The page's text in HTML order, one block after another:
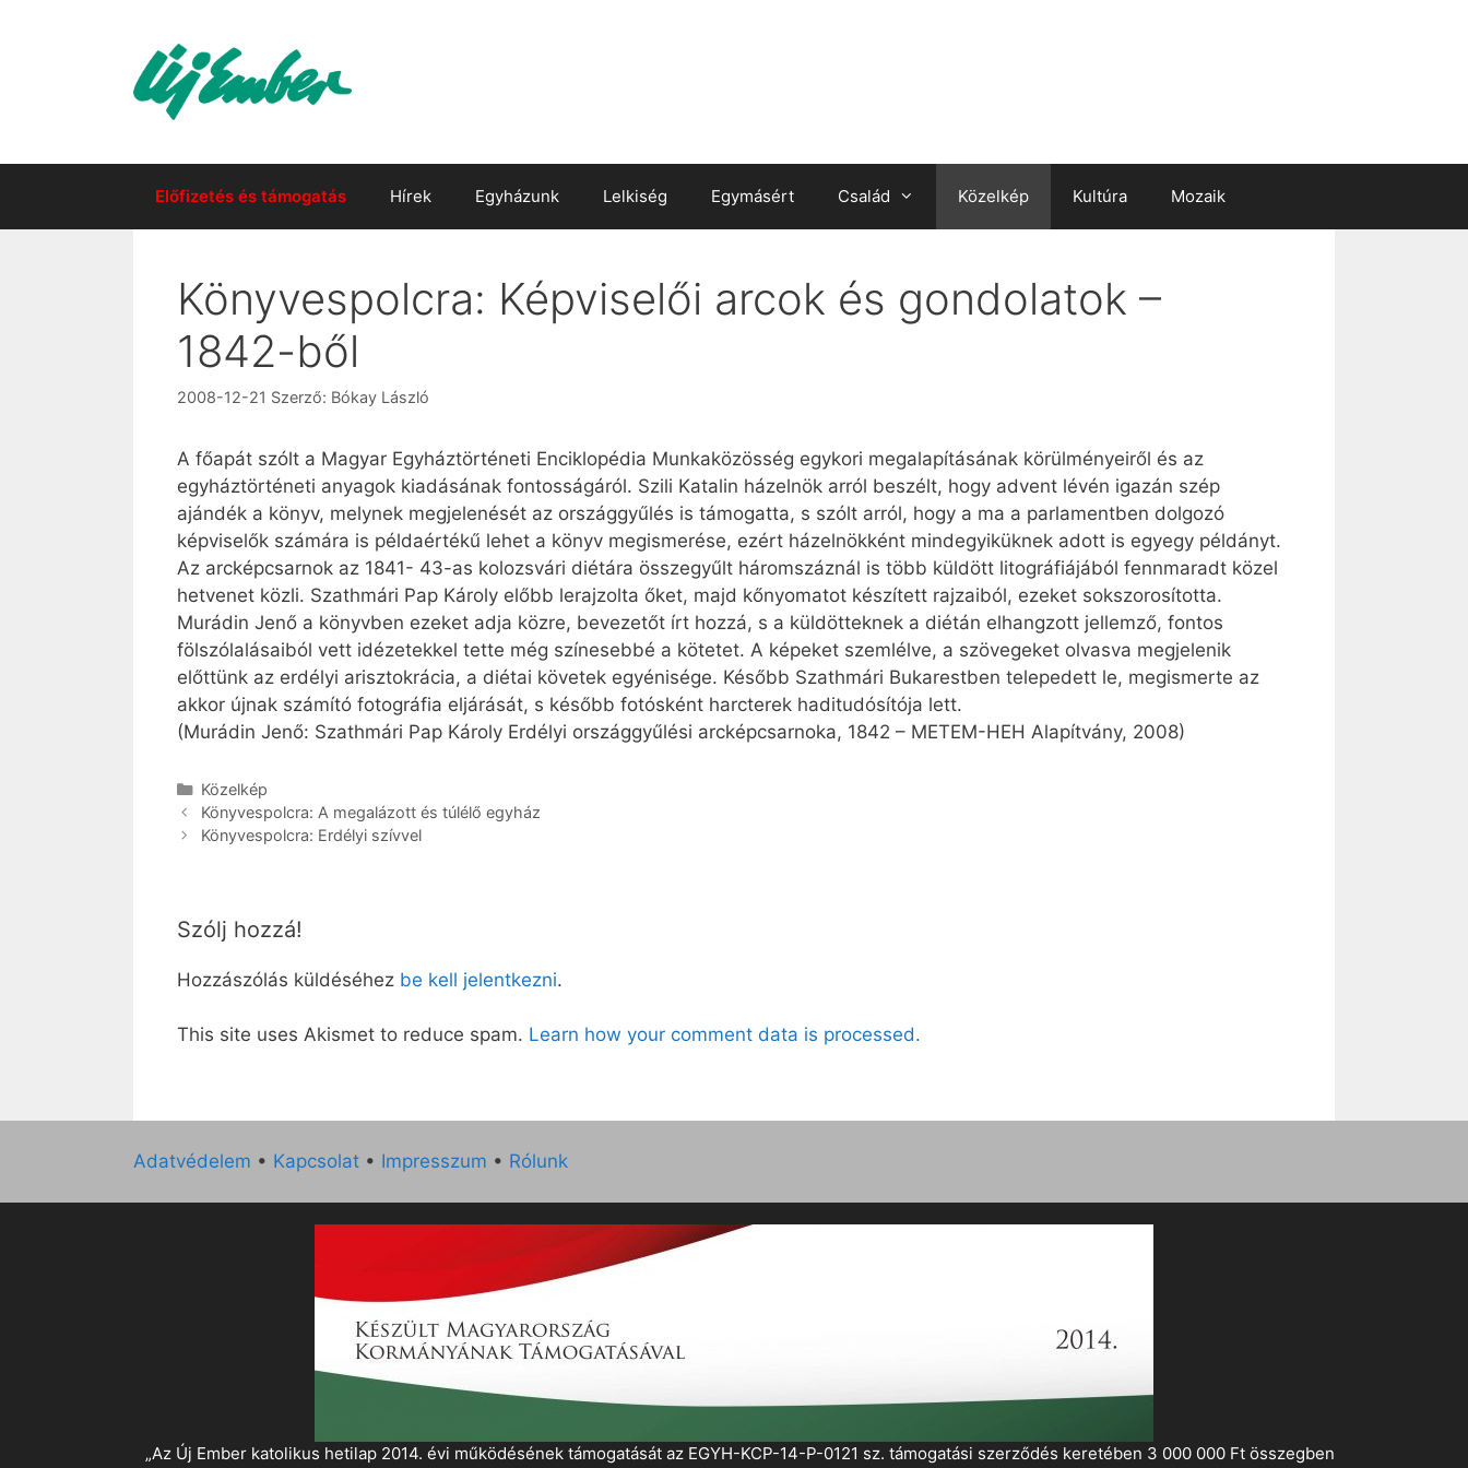
Előfizetés és támogatás Hírek Egyházunk Lelkiség Egymásért Család Közelkép Kultúra Mozaik
Könyvespolcra: Képviselői arcok és gondolatok –
1842-ből
2008-12-21 Szerző: Bókay László
A főapát szólt a Magyar Egyháztörténeti Enciklopédia Munkaközösség egykori megalapításának körülményeiről és az
egyháztörténeti anyagok kiadásának fontosságáról. Szili Katalin házelnök arról beszélt, hogy advent lévén igazán szép
ajándék a könyv, melynek megjelenését az országgyűlés is támogatta, s szólt arról, hogy a ma a parlamentben dolgozó
képviselők számára is példaértékű lehet a könyv megismerése, ezért házelnökként mindegyiküknek adott is egyegy példányt.
Az arcképcsarnok az 1841- 43-as kolozsvári diétára összegyűlt háromszáznál is több küldött litográfiájából fennmaradt közel
hetvenet közli. Szathmári Pap Károly előbb lerajzolta őket, majd kőnyomatot készített rajzaiból, ezeket sokszorosította.
Murádin Jenő a könyvben ezeket adja közre, bevezetőt írt hozzá, s a küldötteknek a diétán elhangzott jellemző, fontos
fölszólalásaiból vett idézetekkel tette még színesebbé a kötetet. A képeket szemlélve, a szövegeket olvasva megjelenik
előttünk az erdélyi arisztokrácia, a diétai követek egyénisége. Később Szathmári Bukarestben telepedett le, megismerte az
akkor újnak számító fotográfia eljárását, s később fotósként harcterek haditudósítója lett.
(Murádin Jenő: Szathmári Pap Károly Erdélyi országgyűlési arcképcsarnoka, 1842 – METEM-HEH Alapítvány, 2008)
Kategória
Közelkép
Könyvespolcra: A megalázott és túlélő egyház
Könyvespolcra: Erdélyi szívvel
Szólj hozzá!
Hozzászólás küldéséhez be kell jelentkezni.
This site uses Akismet to reduce spam. Learn how your comment data is processed.
Adatvédelem • Kapcsolat • Impresszum • Rólunk
„Az Új Ember katolikus hetilap 2014. évi működésének támogatását az EGYH-KCP-14-P-0121 sz. támogatási szerződés keretében 3 000 000 Ft összegben